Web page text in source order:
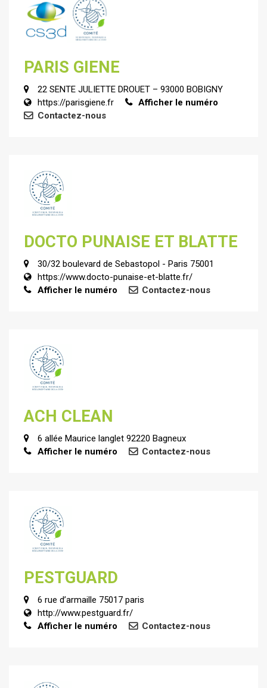
PARIS GIENE
22 SENTE JULIETTE DROUET – 93000 BOBIGNY
https://parisgiene.fr
Afficher le numéro
Contactez-nous
DOCTO PUNAISE ET BLATTE
30/32 boulevard de Sebastopol - Paris 75001
https://www.docto-punaise-et-blatte.fr/
Afficher le numéro
Contactez-nous
ACH CLEAN
6 allée Maurice langlet 92220 Bagneux
Afficher le numéro
Contactez-nous
PESTGUARD
6 rue d’armaille 75017 paris
http://www.pestguard.fr/
Afficher le numéro
Contactez-nous